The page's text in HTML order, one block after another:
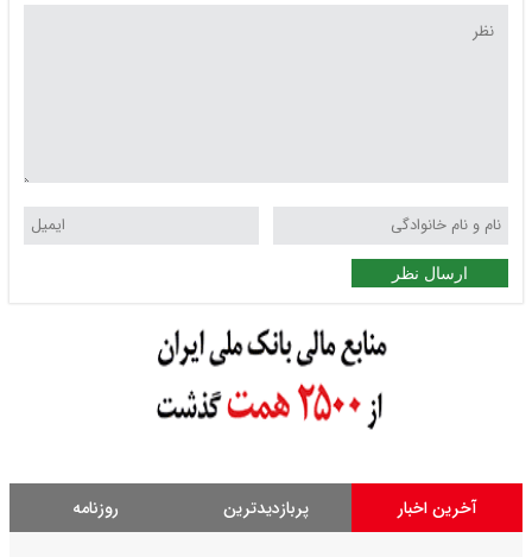
ارسال نظر
آخرین اخبار پربازدیدترین روزنامه